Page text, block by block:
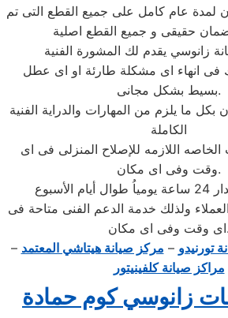
لمدة عام كامل على جميع القطع التى تم
زانوسي يقدم لك المشورة الفنية
فى انهاء اى مشكلة طارئة او اى عطل
بسيط بشكل مجانى.
بكل ما يلزم من المهارات والدراية الفنية
الكاملة
اللازمه للإصلاح المنزلى فى اى
وقت وفى اى مكان.
ولذلك خدمة الدعم الفنى متاحة فى
اى وقت وفى اى مكان.
تورنيدو – مركز صيانة هيتاشي المعتمد –
مراكز صيانة كلفينيتور
زانوسي كوم حمادة